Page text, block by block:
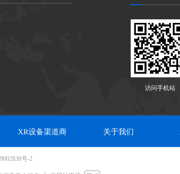
访问手机站
XR设备渠道商 关于我们
号-2